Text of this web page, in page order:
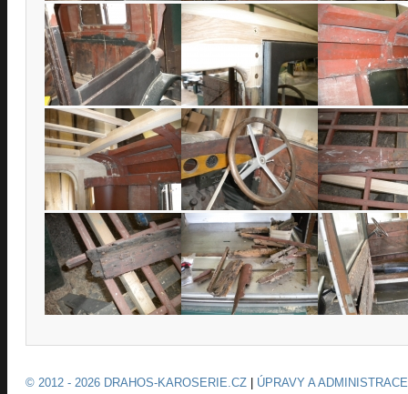
© 2012 - 2026 DRAHOS-KAROSERIE.CZ ÚPRAVY A ADMINISTRACE